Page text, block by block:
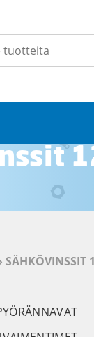
SÄHKÖVINSSIT